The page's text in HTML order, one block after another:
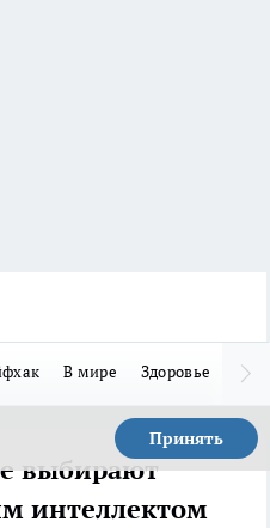
В мире Здоровье
Принять
выбирают
интеллектом